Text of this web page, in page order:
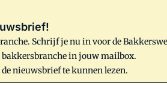
Schrijf je nu in voor de
bakkersbranche in jouw mailbox.
nieuwsbrief te kunnen lezen.